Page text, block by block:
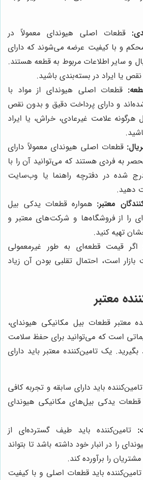
قطعات اصلی هیوندای معمولاً در
و با کیفیت عرضه می‌شوند که دارای
و سایر اطلاعات مربوط به قطعه هستند.
نقص یا ایراد در بسته‌بندی باشید.
قطعات اصلی هیوندای از مواد با
و دارای پرداخت دقیق و بدون نقص
هرگونه علامت غیرعادی، خراش، یا ایراد
قطعات اصلی هیوندای معمولاً دارای
به فردی هستند که می‌توانید آن را با
شده در دفترچه راهنما یا وب‌سایت
دهید.
معتبر: همواره قطعات یدکی بیل
را از فروشگاه‌ها و شرکت‌های معتبر و
تهیه کنید.
اگر قیمت قطعه‌ای به طور غیرمعمولی
بازار است، احتمال تقلبی بودن آن زیاد
معتبر
معتبر قطعات بیل مکانیکی هیوندای،
است که می‌توانید برای حفظ سلامت
یک تامین‌کننده معتبر باید دارای
تامین‌کننده باید دارای سابقه و تجربه کافی
قطعات یدکی بیل‌های مکانیکی هیوندای
تامین‌کننده باید طیف گسترده‌ای از
را در انبار خود داشته باشد تا بتواند
را برآورده کند.
تامین‌کننده باید قطعات اصلی و با کیفیت